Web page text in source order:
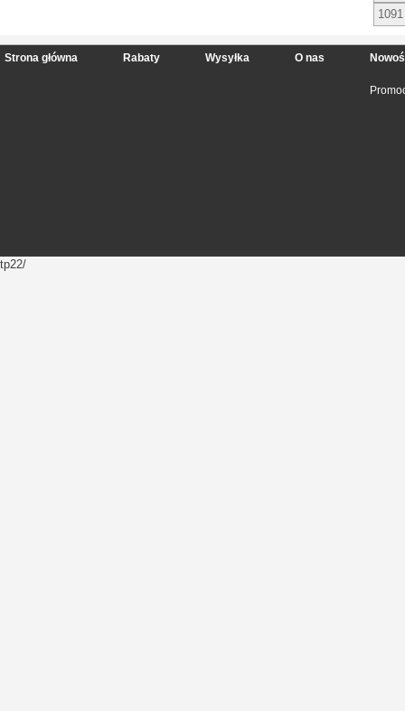
1091
Strona główna Rabaty Wysyłka O nas
tp22/